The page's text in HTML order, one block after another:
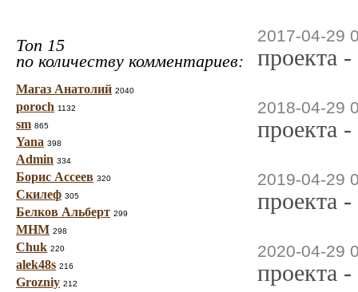
Топ 15
по количеству комментариев:
Магаз Анатолий 2040
poroch 1132
sm 865
Yana 398
Admin 334
Борис Ассеев 320
Скилеф 305
Белков Альберт 299
МНМ 298
Chuk 220
alek48s 216
Grozniy 212
2017-04-29
проекта
2018-04-29
проекта
2019-04-29
проекта
2020-04-29
проекта